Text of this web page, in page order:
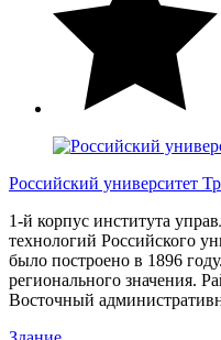
Российский университет
1-й корпус института
технологий Российского
было построено в 1896
регионального значения.
Восточный